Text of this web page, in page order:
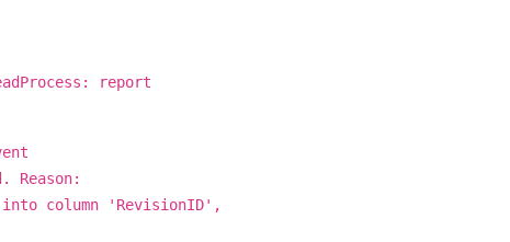
report
Reason:
into column 'RevisionID',